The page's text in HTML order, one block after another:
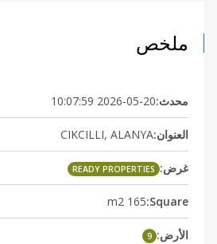
ملخص
محدث:2026-05-20 10:07:59
العنوان:CIKCILLI, ALANYA
غرض: READY PROPERTIES
Square:
165 m2
الأرض: 9